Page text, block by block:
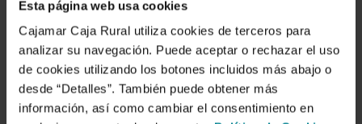
Esta página web usa cookies
Cajamar Caja Rural utiliza cookies de terceros para
analizar su navegación. Puede aceptar o rechazar el uso
de cookies utilizando los botones incluidos más abajo o
desde “Detalles”. También puede obtener más
información, así como cambiar el consentimiento en